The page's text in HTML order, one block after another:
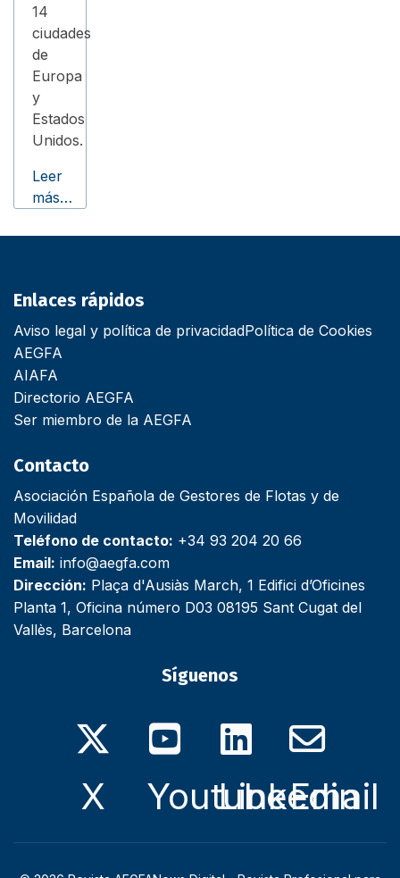
14
ciudades
de
Europa
y
Estados
Unidos.
Leer
más…
Enlaces rápidos
Aviso legal y política de privacidadPolítica de Cookies
AEGFA
AIAFA
Directorio AEGFA
Ser miembro de la AEGFA
Contacto
Asociación Española de Gestores de Flotas y de
Movilidad
Teléfono de contacto: +34 93 204 20 66
Email: info@aegfa.com
Dirección: Plaça d'Ausiàs March, 1 Edifici d’Oficines
Planta 1, Oficina número D03 08195 Sant Cugat del
Vallès, Barcelona
Síguenos
X YoutubeLinkedin
Email